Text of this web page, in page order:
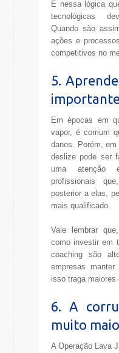
É nessa lógica
tecnológicas
Quando são
ações e
competitivos no
5.
Em épocas em
vapor, é comum
danos. Porém,
deslize pode ser
uma atenção
profissionais
posterior a elas,
mais qualificado.
Vale lembrar
como investir em
coaching são
empresas
isso traga maiores
6. A
muito
A Operação Lava